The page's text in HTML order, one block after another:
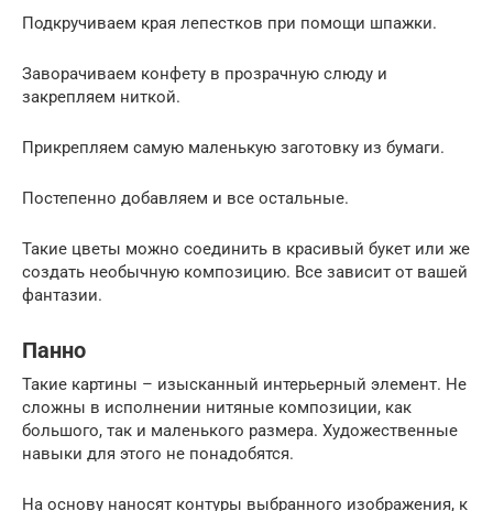
Подкручиваем края лепестков при помощи шпажки.
Заворачиваем конфету в прозрачную слюду и
закрепляем ниткой.
Прикрепляем самую маленькую заготовку из бумаги.
Постепенно добавляем и все остальные.
Такие цветы можно соединить в красивый букет или же
создать необычную композицию. Все зависит от вашей
фантазии.
Панно
Такие картины – изысканный интерьерный элемент. Не
сложны в исполнении нитяные композиции, как
большого, так и маленького размера. Художественные
навыки для этого не понадобятся.
На основу наносят контуры выбранного изображения, к